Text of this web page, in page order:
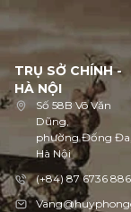
TRỤ SỞ CHÍNH -
HÀ NỘI
Số 58B Võ Văn
Dũng,
phường Đống Đa,
Hà Nội
(+84) 87 6736 886